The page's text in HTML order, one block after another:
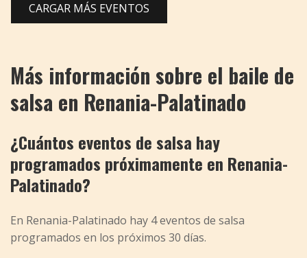
CARGAR MÁS EVENTOS
Más información sobre el baile de
salsa en Renania-Palatinado
¿Cuántos eventos de salsa hay
programados próximamente en Renania-
Palatinado?
En Renania-Palatinado hay 4 eventos de salsa
programados en los próximos 30 días.